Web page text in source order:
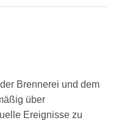
Brennerei und dem
über
Ereignisse zu